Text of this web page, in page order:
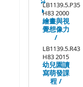
LB1139.5.P35
H83 2000
繪畫與視
覺想像力
/
LB1139.5.R43
H83 2015
幼兒園讀
寫萌發課
程 /